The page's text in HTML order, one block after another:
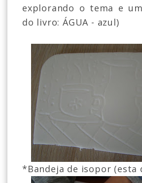
explorando o tema e
do livro: ÁGUA - azul)
*Bandeja de isopor (esta